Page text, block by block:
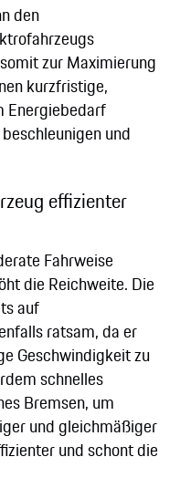
den
zur Maximierung
kurzfristige,
Energiebedarf
und
effizienter
Fahrweise
die Reichweite. Die
auf
ratsam, da er
Geschwindigkeit zu
schnelles
Bremsen, um
und gleichmäßiger
und schont die